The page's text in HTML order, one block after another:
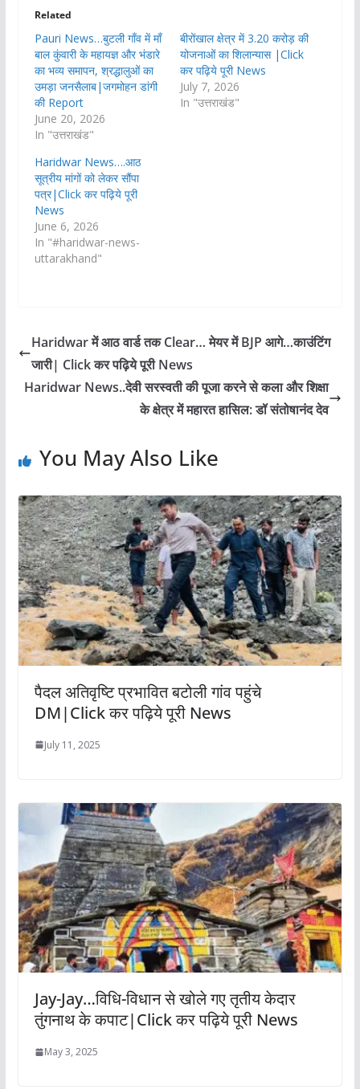
Related
Pauri News…बुटली गाँव में माँ
बाल कुंवारी के महायज्ञ और भंडारे
का भव्य समापन, श्रद्धालुओं का
उमड़ा जनसैलाब|जगमोहन डांगी
की Report
June 20, 2026
In "उत्तराखंड"
बीरोंखाल क्षेत्र में 3.20 करोड़ की
योजनाओं का शिलान्यास |Click
कर पढ़िये पूरी News
July 7, 2026
In "उत्तराखंड"
Haridwar News….आठ
सूत्रीय मांगों को लेकर सौंपा
पत्र|Click कर पढ़िये पूरी
News
June 6, 2026
In "#haridwar-news-
uttarakhand"
Haridwar में आठ वार्ड तक Clear… मेयर में BJP आगे…काउंटिंग
जारी| Click कर पढ़िये पूरी News
Haridwar News..देवी सरस्वती की पूजा करने से कला और शिक्षा
के क्षेत्र में महारत हासिल: डॉ संतोषानंद देव
You May Also Like
पैदल अतिवृष्टि प्रभावित बटोली गांव पहुंचे
DM|Click कर पढ़िये पूरी News
July 11, 2025
Jay-Jay…विधि-विधान से खोले गए तृतीय केदार
तुंगनाथ के कपाट|Click कर पढ़िये पूरी News
May 3, 2025